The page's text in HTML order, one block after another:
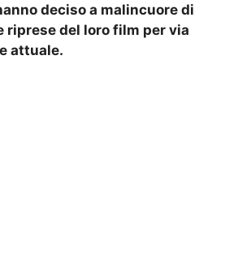
deciso a malincuore di
riprese del loro film per via
attuale.